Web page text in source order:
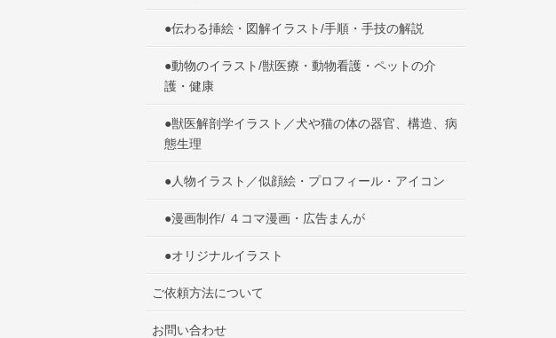
●伝わる挿絵・図解イラスト/手順・手技の解説
●動物のイラスト/獣医療・動物看護・ペットの介
護・健康
●獣医解剖学イラスト／犬や猫の体の器官、構造、病
態生理
●人物イラスト／似顔絵・プロフィール・アイコン
●漫画制作/ ４コマ漫画・広告まんが
●オリジナルイラスト
ご依頼方法について
お問い合わせ